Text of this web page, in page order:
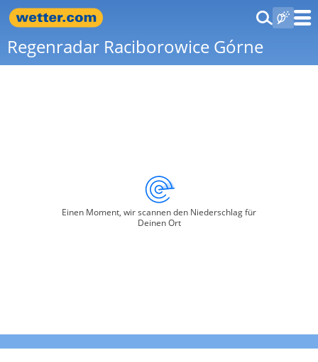
Regenradar Raciborowice Górne
Einen Moment, wir scannen den Niederschlag für
Deinen Ort